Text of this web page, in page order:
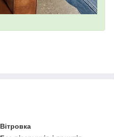
Вітровка